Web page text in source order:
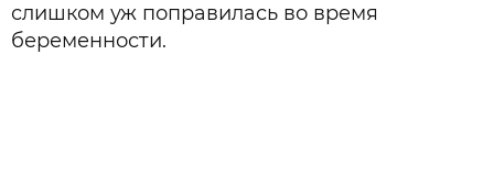
слишком уж поправилась во время
беременности.